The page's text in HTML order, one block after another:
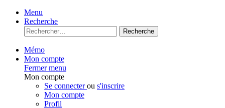
Menu
Recherche
Recherche
Mémo
Mon compte
Fermer menu
Mon compte
Se connecterou s'inscrire
Mon compte
Profil